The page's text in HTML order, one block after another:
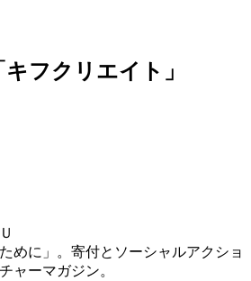
キフクリエイト」
めに」。寄付とソーシャルアクショ
ャーマガジン。